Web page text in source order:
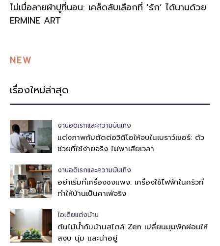
ไม่เบื่อลายผ้าปูที่นอน: เคล็ดลับเลือกที่ ‘รัก’ ได้นานด้วย
ERMINE ART
NEW
เรื่องใหม่ล่าสุด
งานอดิเรกและความบันเทิง
แต่งภาพกับตัดต่อวิดีโอให้จบในเบราว์เซอร์: ตัว
ช่วยที่ใช้ง่ายจริง ไม่พาเสียเวลา
งานอดิเรกและความบันเทิง
อย่าเริ่มที่เครื่องชงแพง: เครื่องใช้ไฟฟ้าในครัวที่
ทำให้บ้านเป็นคาเฟ่จริง
ไอเดียแต่งบ้าน
ต้นไม้น้ำกับบ้านสไตล์ Zen เปลี่ยนมุมพักผ่อนให้
สงบ นุ่ม และน่าอยู่